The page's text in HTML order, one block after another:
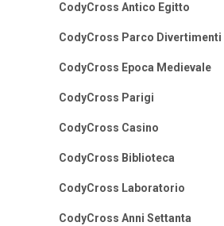
CodyCross Antico Egitto
CodyCross Parco Divertimenti
CodyCross Epoca Medievale
CodyCross Parigi
CodyCross Casino
CodyCross Biblioteca
CodyCross Laboratorio
CodyCross Anni Settanta